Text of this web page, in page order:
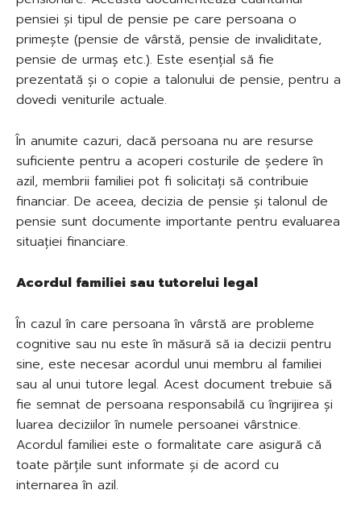
pensiei și tipul de pensie pe care persoana o
primește (pensie de vârstă, pensie de invaliditate,
pensie de urmaș etc.). Este esențial să fie
prezentată și o copie a talonului de pensie, pentru a
dovedi veniturile actuale.
În anumite cazuri, dacă persoana nu are resurse
suficiente pentru a acoperi costurile de ședere în
azil, membrii familiei pot fi solicitați să contribuie
financiar. De aceea, decizia de pensie și talonul de
pensie sunt documente importante pentru evaluarea
situației financiare.
Acordul familiei sau tutorelui legal
În cazul în care persoana în vârstă are probleme
cognitive sau nu este în măsură să ia decizii pentru
sine, este necesar acordul unui membru al familiei
sau al unui tutore legal. Acest document trebuie să
fie semnat de persoana responsabilă cu îngrijirea și
luarea deciziilor în numele persoanei vârstnice.
Acordul familiei este o formalitate care asigură că
toate părțile sunt informate și de acord cu
internarea în azil.